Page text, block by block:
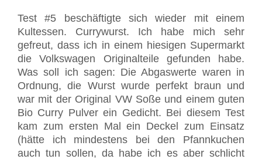
Test #5 beschäftigte sich wieder mit einem
Kultessen. Currywurst. Ich habe mich sehr
gefreut, dass ich in einem hiesigen Supermarkt
die Volkswagen Originalteile gefunden habe.
Was soll ich sagen: Die Abgaswerte waren in
Ordnung, die Wurst wurde perfekt braun und
war mit der Original VW Soße und einem guten
Bio Curry Pulver ein Gedicht. Bei diesem Test
kam zum ersten Mal ein Deckel zum Einsatz
(hätte ich mindestens bei den Pfannkuchen
auch tun sollen, da habe ich es aber schlicht